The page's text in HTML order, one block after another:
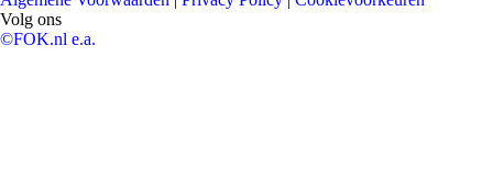
Volg ons
©FOK.nl e.a.